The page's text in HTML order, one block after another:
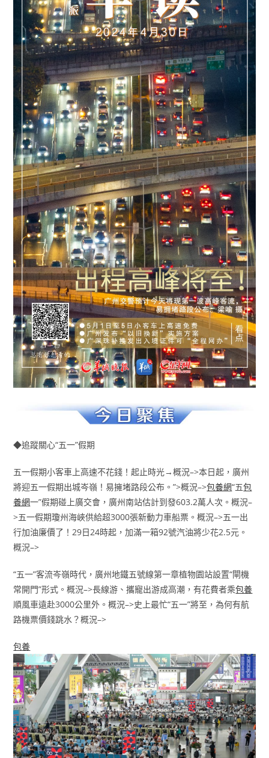
◆追蹤關心“五一”假期
五一假期小客車上高速不花錢！起止時光→概況–>本日起，廣州
將迎五一假期出城岑嶺！易擁堵路段公布。”>概況–>包養網“五包
養網一”假期碰上廣交會，廣州南站估計到發603.2萬人次。概況–
>五一假期瓊州海峽供給超3000張新動力車船票。概況–>五一出
行加油廉價了！29日24時起，加滿一箱92號汽油將少花2.5元。
概況–>
“五一”客流岑嶺時代，廣州地鐵五號線第一章植物園站設置“閘機
常開門”形式。概況–>長線游、攜寵出游成高潮，有花費者乘包養
順風車遠赴3000公里外。概況–>史上最忙“五一”將至，為何有航
路機票價錢跳水？概況–>
包養